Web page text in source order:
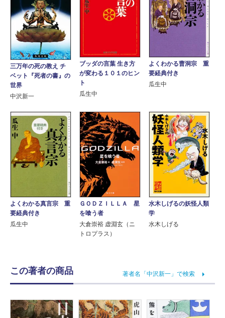
三万年の死の教え チ
ベット『死者の書』の
世界
中沢新一
ブッダの言葉 生き方
が変わる１０１のヒン
ト
瓜生中
よくわかる曹洞宗 重
要経典付き
瓜生中
よくわかる真言宗 重
要経典付き
瓜生中
ＧＯＤＺＩＬＬＡ 星
を喰う者
大倉崇裕 虚淵玄（ニ
トロプラス）
水木しげるの妖怪人類
学
水木しげる
この著者の商品 著者名「中沢新一」で検索